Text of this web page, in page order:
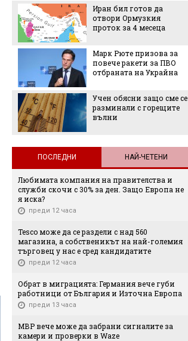
Иран бил готов да
отвори Ормузкия
проток за 4 месеца
Марк Рюте призова за
повече ракети за ПВО
отбраната на Украйна
Учен обясни защо сме се
разминали с горещите
вълни
ПОСЛЕДНИ НАЙ-ЧЕТЕНИ
Любимата компания на правителства и
служби скочи с 30% за ден. Защо Европа не
я иска?
преди 12 часа
Tesco може да се раздели с над 560
магазина, а собственикът на най-големия
търговец у нас е сред кандидатите
преди 12 часа
Обрат в миграцията: Германия вече губи
работници от България и Източна Европа
преди 13 часа
МВР вече може да забрани сигналите за
камери и проверки в Waze